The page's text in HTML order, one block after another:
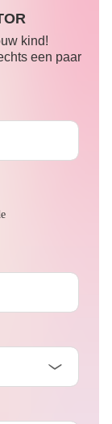
kind!
een paar